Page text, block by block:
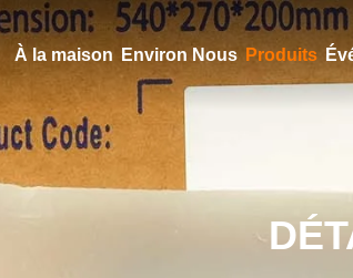
À la maison Environ Nous Produits